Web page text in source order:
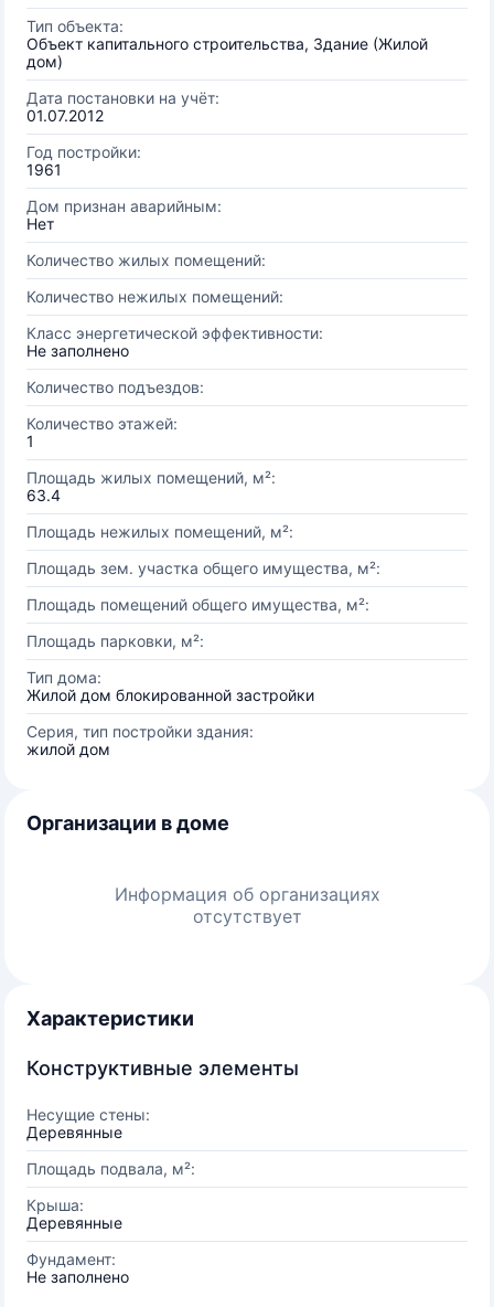
Тип объекта:
Объект капитального строительства, Здание (Жилой
дом)
Дата постановки на учёт:
01.07.2012
Год постройки:
1961
Дом признан аварийным:
Нет
Количество жилых помещений:
Количество нежилых помещений:
Класс энергетической эффективности:
Не заполнено
Количество подъездов:
Количество этажей:
1
Площадь жилых помещений, м²:
63.4
Площадь нежилых помещений, м²:
Площадь зем. участка общего имущества, м²:
Площадь помещений общего имущества, м²:
Площадь парковки, м²:
Тип дома:
Жилой дом блокированной застройки
Серия, тип постройки здания:
жилой дом
Организации в доме
Информация об организациях
отсутствует
Характеристики
Конструктивные элементы
Несущие стены:
Деревянные
Площадь подвала, м²:
Крыша:
Деревянные
Фундамент:
Не заполнено